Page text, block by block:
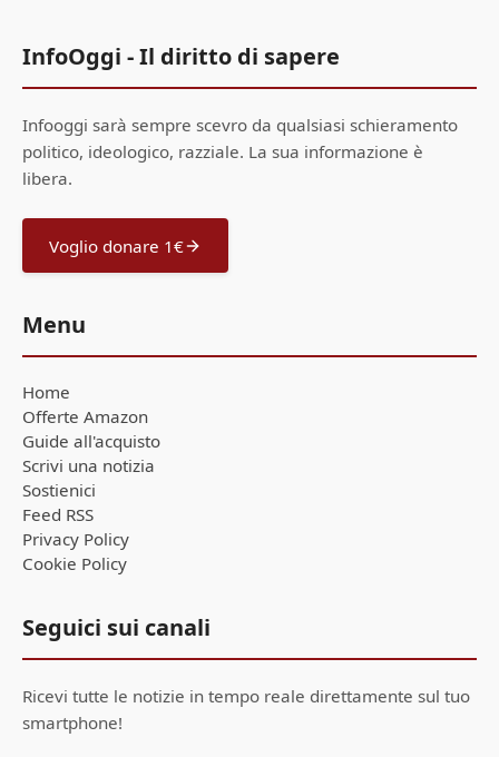
InfoOggi - Il diritto di sapere
Infooggi sarà sempre scevro da qualsiasi schieramento
politico, ideologico, razziale. La sua informazione è
libera.
Voglio donare 1€
Menu
Home
Offerte Amazon
Guide all'acquisto
Scrivi una notizia
Sostienici
Feed RSS
Privacy Policy
Cookie Policy
Seguici sui canali
Ricevi tutte le notizie in tempo reale direttamente sul tuo
smartphone!